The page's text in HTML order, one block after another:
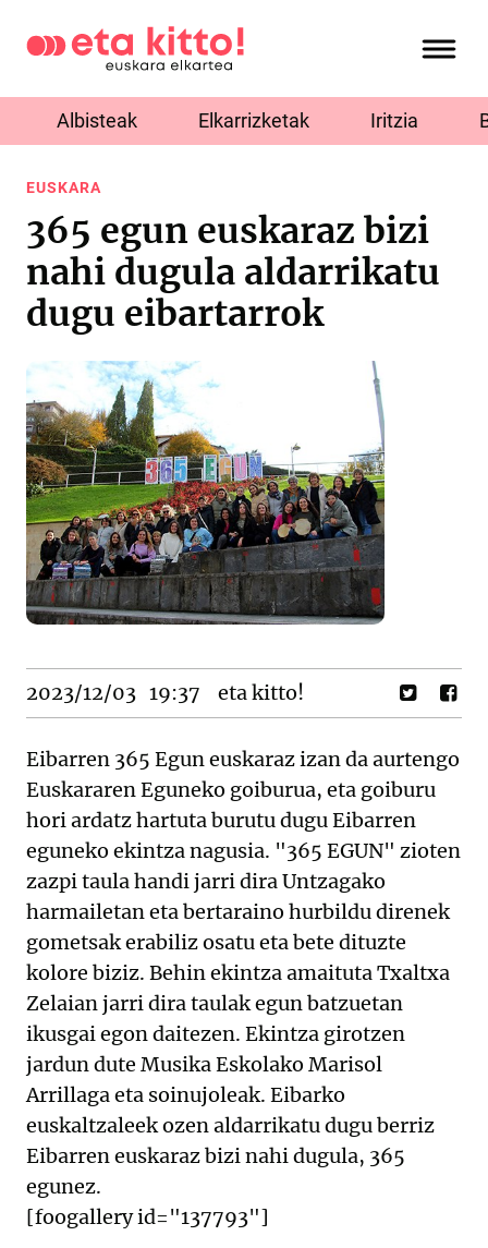
Albisteak Elkarrizketak Iritzia
EUSKARA
365 egun euskaraz bizi
nahi dugula aldarrikatu
dugu eibartarrok
2023/12/03 19:37 eta kitto!
Eibarren 365 Egun euskaraz izan da aurtengo
Euskararen Eguneko goiburua, eta goiburu
hori ardatz hartuta burutu dugu Eibarren
eguneko ekintza nagusia. "365 EGUN" zioten
zazpi taula handi jarri dira Untzagako
harmailetan eta bertaraino hurbildu direnek
gometsak erabiliz osatu eta bete dituzte
kolore biziz. Behin ekintza amaituta Txaltxa
Zelaian jarri dira taulak egun batzuetan
ikusgai egon daitezen. Ekintza girotzen
jardun dute Musika Eskolako Marisol
Arrillaga eta soinujoleak. Eibarko
euskaltzaleek ozen aldarrikatu dugu berriz
Eibarren euskaraz bizi nahi dugula, 365
egunez.
[foogallery id="137793"]